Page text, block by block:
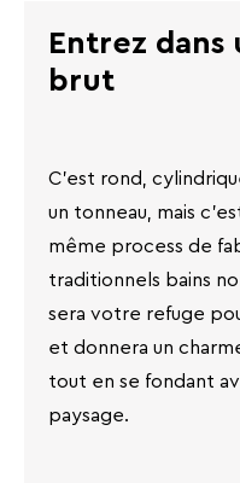
Entrez
brut
C'est rond,
un tonneau, mais
même process de
traditionnels bains
sera votre refuge
et donnera un
tout en se fondant
paysage.